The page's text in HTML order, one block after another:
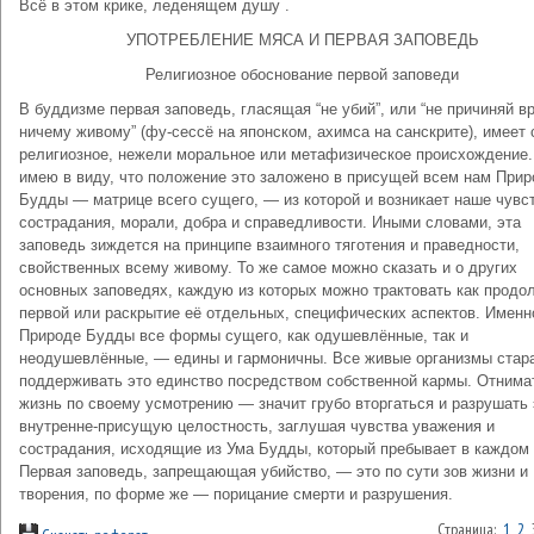
Всё в этом крике, леденящем душу .
УПОТРЕБЛЕНИЕ МЯСА И ПЕРВАЯ ЗАПОВЕДЬ
Религиозное обоснование первой заповеди
В буддизме первая заповедь, гласящая “не убий”, или “не причиняй
ничему живому” (фу-сессё на японском, ахимса на санскрите), имеет
религиозное, нежели моральное или метафизическое
имею в виду, что положение это заложено в присущей всем нам
Будды — матрице всего сущего, — из которой и возникает наше
сострадания, морали, добра и справедливости. Иными словами, эта
заповедь зиждется на принципе взаимного тяготения и праведности,
свойственных всему живому. То же самое можно сказать и о других
основных заповедях, каждую из которых можно трактовать как
первой или раскрытие её отдельных, специфических аспектов.
Природе Будды все формы сущего, как одушевлённые, так и
неодушевлённые, — едины и гармоничны. Все живые организмы
поддерживать это единство посредством собственной кармы.
жизнь по своему усмотрению — значит грубо вторгаться и разрушать
внутренне-присущую целостность, заглушая чувства уважения и
сострадания, исходящие из Ума Будды, который пребывает в каждом
Первая заповедь, запрещающая убийство, — это по сути зов жизни и
творения, по форме же — порицание смерти и разрушения.
Страница: 1 2